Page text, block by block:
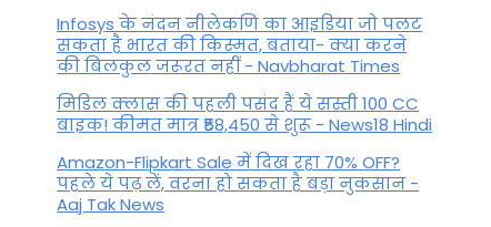
Infosys के नंदन नीलेकणि का आइडिया जो पलट
सकता है भारत की किस्मत, बताया- क्या करने
की बिलकुल जरूरत नहीं - Navbharat Times
मिडिल क्लास की पहली पसंद हैं ये सस्ती 100 CC
बाइक! कीमत मात्र ₹58,450 से शुरू - News18 Hindi
Amazon-Flipkart Sale में दिख रहा 70% OFF?
पहले ये पढ़ लें, वरना हो सकता है बड़ा नुकसान -
Aaj Tak News